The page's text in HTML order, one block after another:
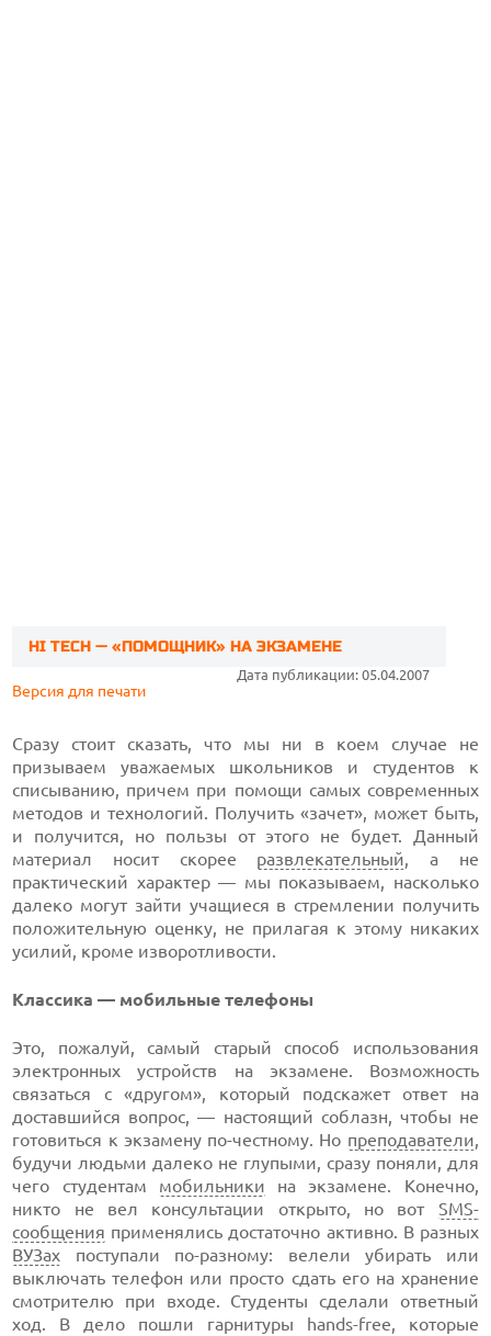
HI TECH — «ПОМОЩНИК» НА ЭКЗАМЕНЕ
Дата публикации: 05.04.2007
Версия для печати
Сразу стоит сказать, что мы ни в коем случае не
призываем уважаемых школьников и студентов к
списыванию, причем при помощи самых современных
методов и технологий. Получить «зачет», может быть,
и получится, но пользы от этого не будет. Данный
материал носит скорее развлекательный, а не
практический характер — мы показываем, насколько
далеко могут зайти учащиеся в стремлении получить
положительную оценку, не прилагая к этому никаких
усилий, кроме изворотливости.
Классика — мобильные телефоны
Это, пожалуй, самый старый способ использования
электронных устройств на экзамене. Возможность
связаться с «другом», который подскажет ответ на
доставшийся вопрос, — настоящий соблазн, чтобы не
готовиться к экзамену по-честному. Но преподаватели,
будучи людьми далеко не глупыми, сразу поняли, для
чего студентам мобильники на экзамене. Конечно,
никто не вел консультации открыто, но вот SMS-
сообщения применялись достаточно активно. В разных
ВУЗах поступали по-разному: велели убирать или
выключать телефон или просто сдать его на хранение
смотрителю при входе. Студенты сделали ответный
ход. В дело пошли гарнитуры hands-free, которые